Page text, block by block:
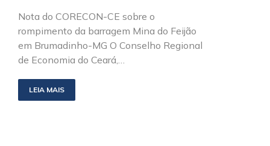
Nota do CORECON-CE sobre o
rompimento da barragem Mina do Feijão
em Brumadinho-MG O Conselho Regional
de Economia do Ceará,…
LEIA MAIS